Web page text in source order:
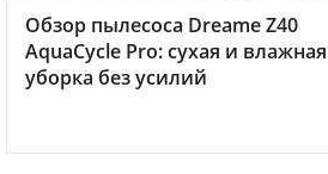
Обзор пылесоса Dreame Z40
AquaCycle Pro: сухая и влажная
уборка без усилий